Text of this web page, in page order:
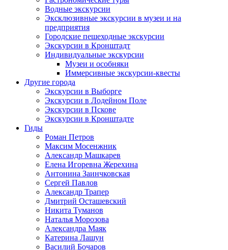
Водные экскурсии
Эксклюзивные экскурсии в музеи и на
предприятия
Городские пешеходные экскурсии
Экскурсии в Кронштадт
Индивидуальные экскурсии
Музеи и особняки
Иммерсивные экскурсии-квесты
Другие города
Экскурсии в Выборге
Экскурсии в Лодейном Поле
Экскурсии в Пскове
Экскурсии в Кронштадте
Гиды
Роман Петров
Максим Мосенжник
Александр Машкарев
Елена Игоревна Жерехина
Антонина Заинчковская
Сергей Павлов
Александр Трапер
Дмитрий Осташевский
Никита Туманов
Наталья Морозова
Александра Маяк
Катерина Лашун
Василий Бочаров